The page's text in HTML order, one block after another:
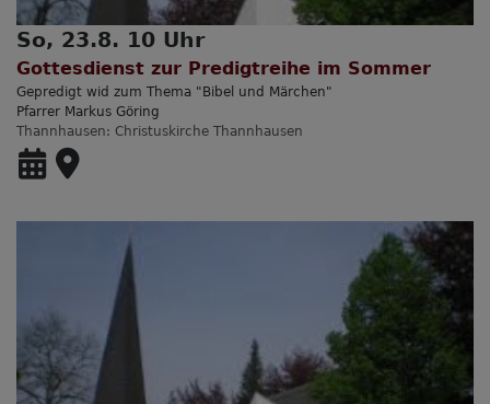
So, 23.8. 10 Uhr
Gottesdienst zur Predigtreihe im Sommer
Gepredigt wid zum Thema "Bibel und Märchen"
Pfarrer Markus Göring
Thannhausen
Christuskirche Thannhausen